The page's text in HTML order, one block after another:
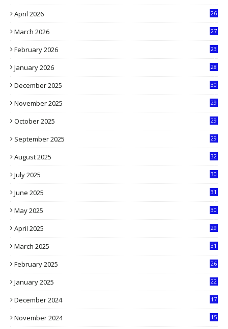
April 2026
26
March 2026
27
February 2026
23
January 2026
28
December 2025
30
November 2025
29
October 2025
29
September 2025
29
August 2025
32
July 2025
30
June 2025
31
May 2025
30
April 2025
29
March 2025
31
February 2025
26
January 2025
22
December 2024
17
November 2024
15